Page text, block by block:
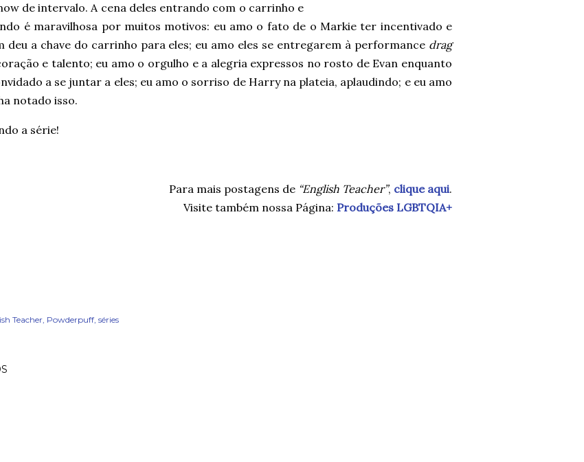
de intervalo. A cena deles entrando com o carrinho e
é maravilhosa por muitos motivos: eu amo o fato de o Markie ter incentivado e
deu a chave do carrinho para eles; eu amo eles se entregarem à performance drag
e talento; eu amo o orgulho e a alegria expressos no rosto de Evan enquanto
a se juntar a eles; eu amo o sorriso de Harry na plateia, aplaudindo; e eu amo
notado isso.
a série!
Para mais postagens de “English Teacher”, clique aqui.
Visite também nossa Página: Produções LGBTQIA+
Teacher Powderpuff séries